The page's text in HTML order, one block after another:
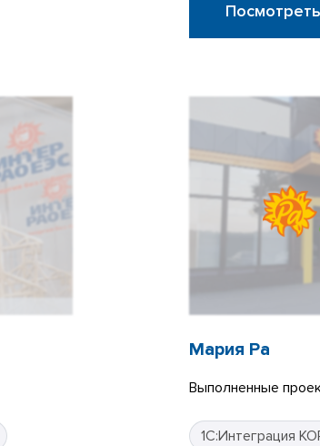
Мария Ра
Выполненные
1С:Интеграция